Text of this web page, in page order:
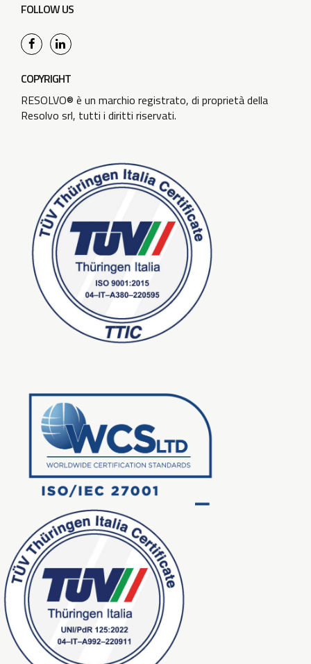
FOLLOW US
COPYRIGHT
RESOLVO® è un marchio registrato, di proprietà della
Resolvo srl, tutti i diritti riservati.